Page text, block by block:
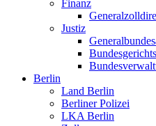
Finanz
Justiz
Berlin
Land Berlin
Berliner Polizei
LKA Berlin